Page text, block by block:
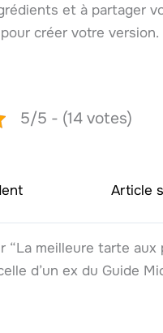
et à partager
créer votre version.
5/5 - (14 votes)
Article
“La meilleure tarte aux
d’un ex du Guide